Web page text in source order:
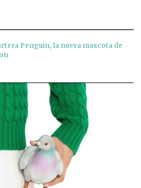
Penguin, la nueva mascota de